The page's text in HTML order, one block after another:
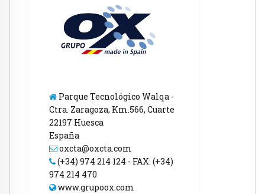
Parque Tecnológico Walqa -
Ctra. Zaragoza, Km.566, Cuarte
22197 Huesca
España
oxcta@oxcta.com
(+34) 974 214 124 - FAX: (+34)
974 214 470
www.grupoox.com